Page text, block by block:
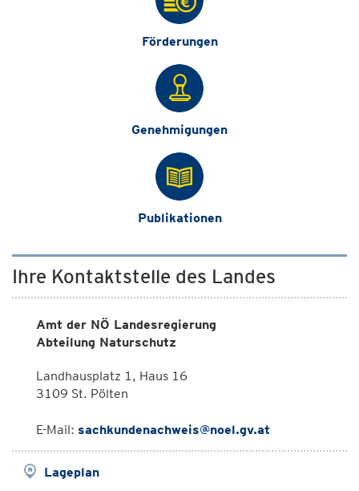
Förderungen
Genehmigungen
Publikationen
Ihre Kontaktstelle des Landes
Amt der NÖ Landesregierung
Abteilung Naturschutz
Landhausplatz 1, Haus 16
3109 St. Pölten
E-Mail: sachkundenachweis@noel.gv.at
Lageplan